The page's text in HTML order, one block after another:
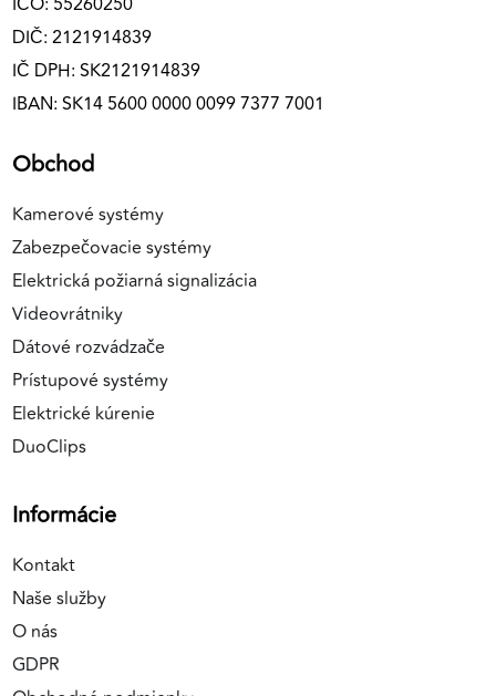
DIČ: 2121914839
IČ DPH: SK2121914839
IBAN: SK14 5600 0000 0099 7377 7001
Obchod
Kamerové systémy
Zabezpečovacie systémy
Elektrická požiarná signalizácia
Videovrátniky
Dátové rozvádzače
Prístupové systémy
Elektrické kúrenie
DuoClips
Informácie
Kontakt
Naše služby
O nás
GDPR